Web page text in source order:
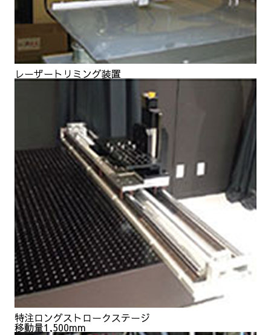
レーザートリミング装置
特注ロングストロークステージ
移動量1,500mm